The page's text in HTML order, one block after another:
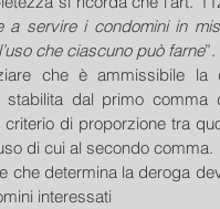
a servire i condomini in
che ciascuno può farne”.
che è ammissibile
stabilita dal primo comma
di proporzione tra
di cui al secondo comma.
che determina la deroga
interessati